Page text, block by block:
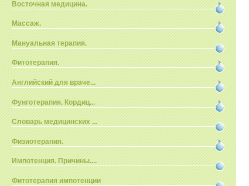
Восточная медицина.
Массаж.
Мануальная терапия.
Фитотерапия.
Английский для враче...
Фунготерапия. Кордиц...
Словарь медицинских ...
Физиотерапия.
Импотенция. Причины....
Фитотерапия импотенции